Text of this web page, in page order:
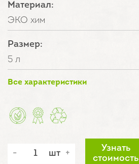
Материал:
ЭКО хим
Размер:
5 л
Все характеристики
шт
Узнать
стоимость